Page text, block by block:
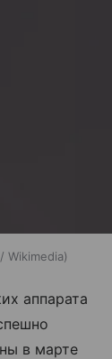
Wikimedia
аппарата
в марте